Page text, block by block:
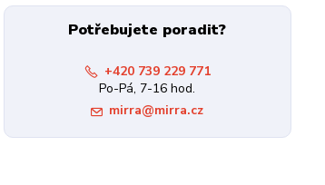
Potřebujete poradit?
+420 739 229 771
Po-Pá, 7-16 hod.
mirra@mirra.cz